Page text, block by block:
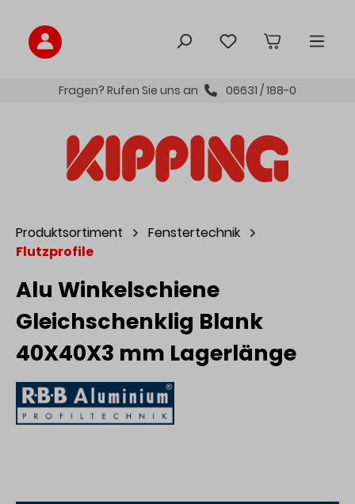
Fragen? Rufen Sie uns an 06631 / 188-0
Produktsortiment
Fenstertechnik
Flutzprofile
Alu Winkelschiene
Gleichschenklig Blank
40X40X3 mm Lagerlänge